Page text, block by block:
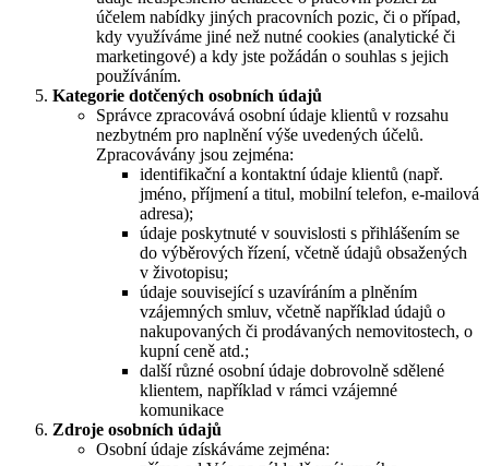
účelem nabídky jiných pracovních pozic, či o případ,
kdy využíváme jiné než nutné cookies (analytické či
marketingové) a kdy jste požádán o souhlas s jejich
používáním.
Kategorie dotčených osobních údajů
Správce zpracovává osobní údaje klientů v rozsahu
nezbytném pro naplnění výše uvedených účelů.
Zpracovávány jsou zejména:
identifikační a kontaktní údaje klientů (např.
jméno, příjmení a titul, mobilní telefon, e-mailová
adresa);
údaje poskytnuté v souvislosti s přihlášením se
do výběrových řízení, včetně údajů obsažených
v životopisu;
údaje související s uzavíráním a plněním
vzájemných smluv, včetně například údajů o
nakupovaných či prodávaných nemovitostech, o
kupní ceně atd.;
další různé osobní údaje dobrovolně sdělené
klientem, například v rámci vzájemné
komunikace
Zdroje osobních údajů
Osobní údaje získáváme zejména: